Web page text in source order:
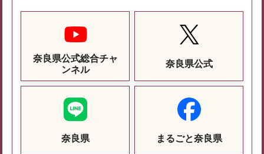
奈良県公式総合チャ
ンネル
奈良県公式
奈良県 まるごと奈良県